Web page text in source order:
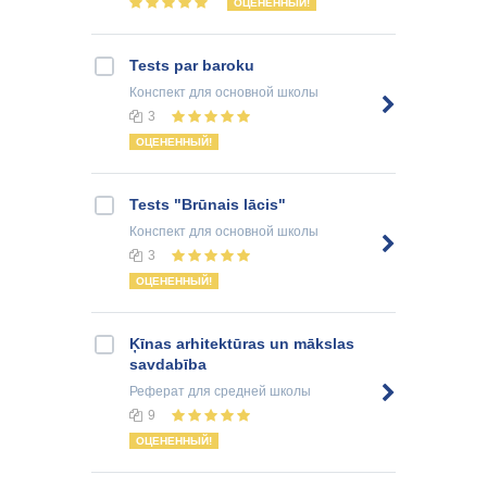
ОЦЕНЕННЫЙ!
Tests par baroku
Конспект для основной школы
3
ОЦЕНЕННЫЙ!
Tests "Brūnais lācis"
Конспект для основной школы
3
ОЦЕНЕННЫЙ!
Ķīnas arhitektūras un mākslas
savdabība
Реферат для средней школы
9
ОЦЕНЕННЫЙ!